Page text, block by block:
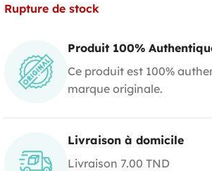
Rupture de stock
Produit 100%
Ce produit est 100%
marque originale.
Livraison à domicile
Livraison 7.00 TND